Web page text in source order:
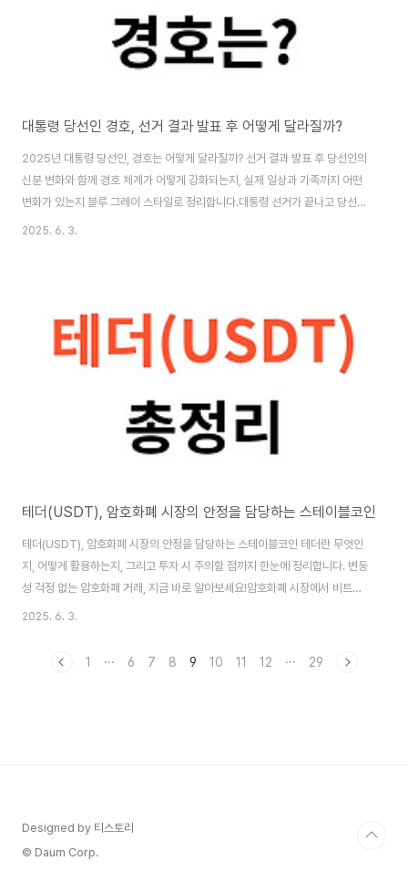
대통령 당선인 경호, 선거 결과 발표 후 어떻게 달라질까?
2025년 대통령 당선인, 경호는 어떻게 달라질까? 선거 결과 발표 후 당선인의
신분 변화와 함께 경호 체계가 어떻게 강화되는지, 실제 일상과 가족까지 어떤
변화가 있는지 블루 그레이 스타일로 정리합니다.대통령 선거가 끝나고 당선인
이 확정되는 순간, 그 사람의 삶은 완전히 달라집니다. 특히 경호! 평범했던 일
당선인의 경호가 어떻게 달라지는지, 그리고 그 변화가 실제로 어떤 모습인지
쉽고 현실적으로 풀어볼게요! 😊 목차당선인 경호, 언제부터 어떻게 달라질까?
🤔경호 체계 ..
2025. 6. 3.
테더(USDT), 암호화폐 시장의 안정을 담당하는 스테이블코인
테더(USDT), 암호화폐 시장의 안정을 담당하는 스테이블코인 테더란 무엇인
지, 어떻게 활용하는지, 그리고 투자 시 주의할 점까지 한눈에 정리합니다. 변동
성 걱정 없는 암호화폐 거래, 지금 바로 알아보세요!암호화폐 시장에서 비트코
인, 이더리움만큼이나 중요한 존재가 바로 테더(USDT)입니다. 테더는 변동성
2025. 6. 3.
1 ··· 6 7 8 9 10 11 12 ··· 29
Designed by 티스토리
© Daum Corp.